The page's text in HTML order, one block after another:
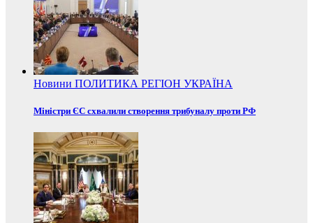
Новини ПОЛИТИКА РЕГІОН УКРАЇНА
Міністри ЄС схвалили створення трибуналу проти РФ